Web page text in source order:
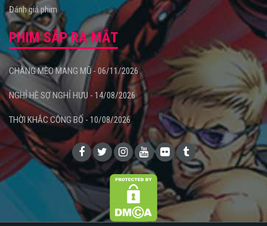
Đánh giá phim
PHIM SẮP RA MẮT
CHÀNG MÈO MANG MŨ - 06/11/2026
NGHỈ HÈ SỢ NGHỈ HƯU - 14/08/2026
THỜI KHẮC CÔNG BỐ - 10/08/2026